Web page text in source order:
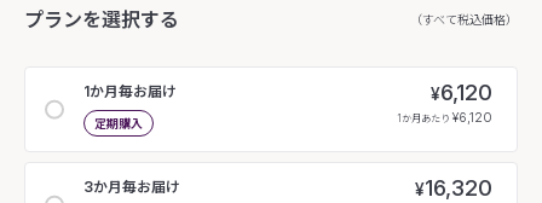
プランを選択する （すべて税込価格）
1か月毎お届け
定期購入
¥6,120
1か月あたり ¥6,120
3か月毎お届け ¥16,320